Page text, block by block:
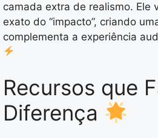
camada extra de realismo. Ele
exato do “impacto”, criando
complementa a experiência
Recursos que
Diferença